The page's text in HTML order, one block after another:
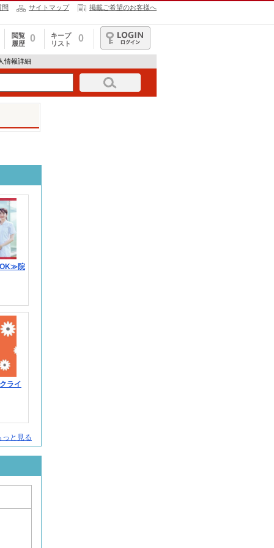
問 サイトマップ 掲載ご希望のお客様へ
閲覧
履歴
0
キープ
リスト
0
ログイン
情報詳細
院
ライ
と見る